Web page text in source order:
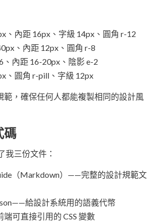
、內距 16px、字級 14px、圓角 r-12
、內距 12px、圓角 r-8
、內距 16-20px、陰影 e-2
、圓角 r-pill、字級 12px
範，確保任何人都能複製相同的設計風
碼
我三份文件：
（Markdown）——完整的設計規範文
給設計系統用的語義代幣
可直接引用的 CSS 變數